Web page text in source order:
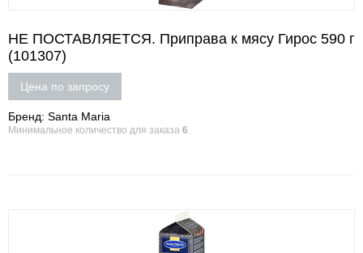
НЕ ПОСТАВЛЯЕТСЯ. Приправа к мясу Гирос 590 г
(101307)
Цена по запросу
Бренд: Santa Maria
Минимальное количество для заказа 6.